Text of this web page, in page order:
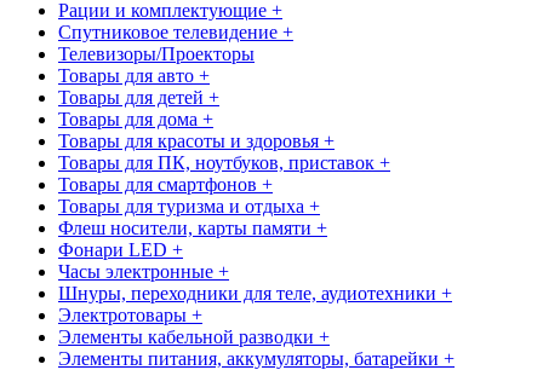
Рации и комплектующие +
Спутниковое телевидение +
Телевизоры/Проекторы
Товары для авто +
Товары для детей +
Товары для дома +
Товары для красоты и здоровья +
Товары для ПК, ноутбуков, приставок +
Товары для смартфонов +
Товары для туризма и отдыха +
Флеш носители, карты памяти +
Фонари LED +
Часы электронные +
Шнуры, переходники для теле, аудиотехники +
Электротовары +
Элементы кабельной разводки +
Элементы питания, аккумуляторы, батарейки +